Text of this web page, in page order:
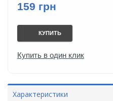
159 грн
КУПИТЬ
Купить в один клик
Характеристики